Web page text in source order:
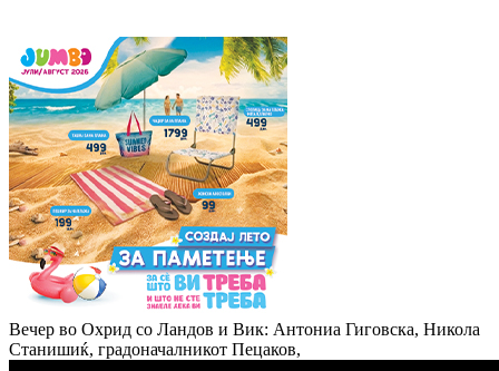
Вечер во Охрид со Ландов и Вик: Антониа Гиговска, Никола
Станишиќ, градоначалникот Пецаков,